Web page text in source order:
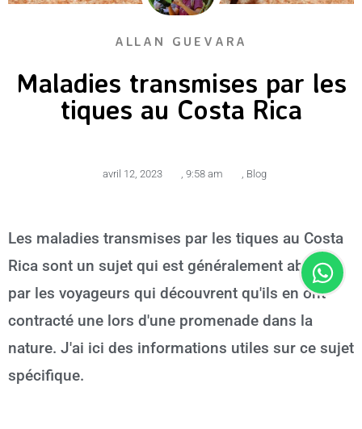
ALLAN GUEVARA
Maladies transmises par les
tiques au Costa Rica
avril 12, 2023 9:58 am Blog
Les maladies transmises par les tiques au Costa
Rica sont un sujet qui est généralement abordé
par les voyageurs qui découvrent qu'ils en ont
contracté une lors d'une promenade dans la
nature. J'ai ici des informations utiles sur ce sujet
spécifique.